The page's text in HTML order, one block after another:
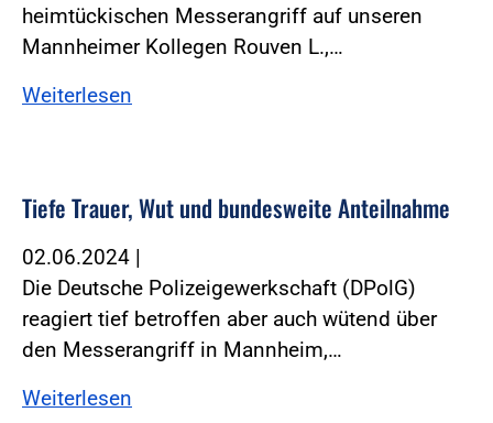
heimtückischen Messerangriff auf unseren
Mannheimer Kollegen Rouven L.,…
Weiterlesen
Tiefe Trauer, Wut und bundesweite Anteilnahme
02.06.2024 |
Die Deutsche Polizeigewerkschaft (DPolG)
reagiert tief betroffen aber auch wütend über
den Messerangriff in Mannheim,…
Weiterlesen